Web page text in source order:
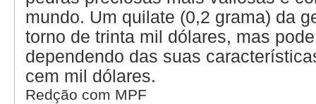
mundo. Um quilate (0,2 grama) da
torno de trinta mil dólares, mas
dependendo das suas
cem mil dólares.
Redção com MPF